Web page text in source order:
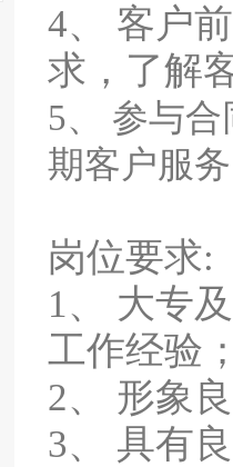
4、 客户
求，了解
5、 参与
期客户服
岗位要求:
1、 大专
工作经验
2、 形象
3、 具有